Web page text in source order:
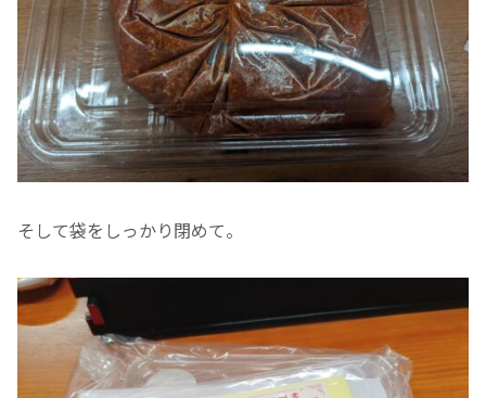
そして袋をしっかり閉めて。